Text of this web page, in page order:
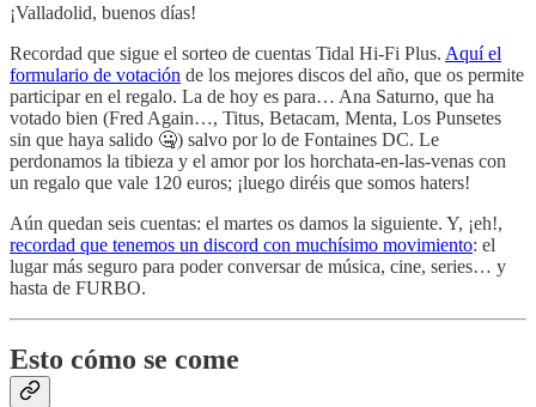
¡Valladolid, buenos días!
Recordad que sigue el sorteo de cuentas Tidal Hi-Fi Plus. Aquí el
formulario de votación de los mejores discos del año, que os permite
participar en el regalo. La de hoy es para… Ana Saturno, que ha
votado bien (Fred Again…, Titus, Betacam, Menta, Los Punsetes
sin que haya salido 🤐) salvo por lo de Fontaines DC. Le
perdonamos la tibieza y el amor por los horchata-en-las-venas con
un regalo que vale 120 euros; ¡luego diréis que somos haters!
Aún quedan seis cuentas: el martes os damos la siguiente. Y, ¡eh!,
recordad que tenemos un discord con muchísimo movimiento: el
lugar más seguro para poder conversar de música, cine, series… y
hasta de FURBO.
Esto cómo se come